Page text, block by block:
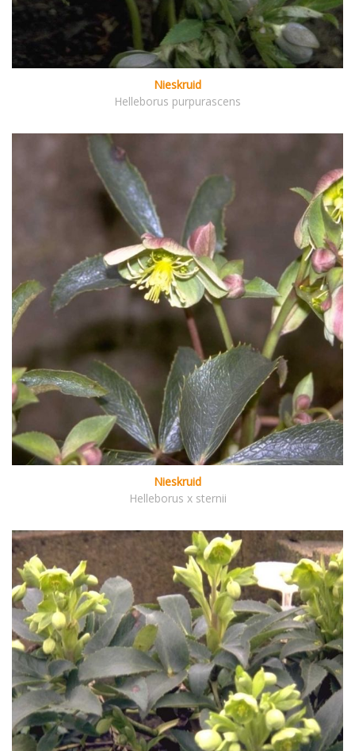
Nieskruid
Helleborus purpurascens
Nieskruid
Helleborus x sternii